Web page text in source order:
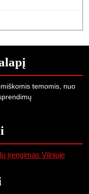
temomis, nuo
įrengimas Vilniuje